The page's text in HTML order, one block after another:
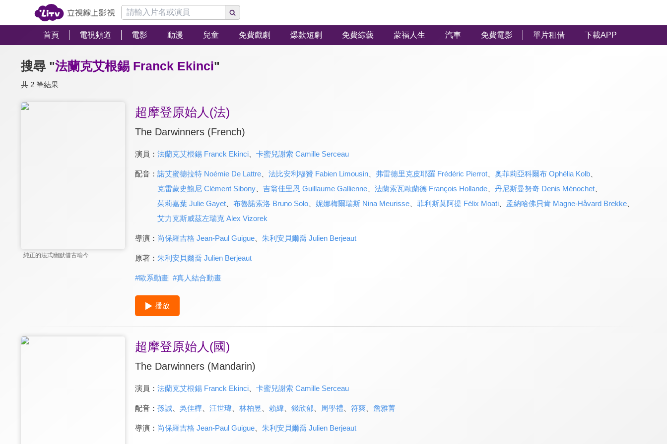
首頁 電視頻道 電影 動漫 兒童 免費戲劇 爆款短劇 免費綜藝 蒙福人生 汽車 免費電影 單片租借 下載APP
搜尋 "法蘭克艾根錫 Franck Ekinci"
共 2 筆結果
純正的法式幽默借古喻今
超摩登原始人(法)
The Darwinners (French)
演員： 法蘭克艾根錫 Franck Ekinci、 卡蜜兒謝索 Camille Serceau
配音： 諾艾蜜德拉特 Noémie De Lattre、 法比安利穆贊 Fabien Limousin、 弗雷德里克皮耶羅 Frédéric Pierrot、 奧菲莉亞科爾布 Ophélia Kolb、
克雷蒙史鮑尼 Clément Sibony、 吉翁佳里恩 Guillaume Gallienne、 法蘭索瓦歐蘭德 François Hollande、 丹尼斯曼努奇 Denis Ménochet、
茱莉嘉葉 Julie Gayet、 布魯諾索洛 Bruno Solo、 妮娜梅爾瑞斯 Nina Meurisse、 菲利斯莫阿提 Félix Moati、 孟納哈佛貝肯 Magne-Håvard Brekke、
艾力克斯威茲左瑞克 Alex Vizorek
導演： 尚保羅吉格 Jean-Paul Guigue、 朱利安貝爾喬 Julien Berjeaut
原著： 朱利安貝爾喬 Julien Berjeaut
#歐系動畫 #真人結合動畫
播放
超摩登原始人(國)
The Darwinners (Mandarin)
演員： 法蘭克艾根錫 Franck Ekinci、 卡蜜兒謝索 Camille Serceau
配音： 孫誠、 吳佳樺、 汪世瑋、 林柏昱 賴緯、 錢欣郁 周學禮 符爽、 詹雅菁
導演： 尚保羅吉格 Jean-Paul Guigue、 朱利安貝爾喬 Julien Berjeaut